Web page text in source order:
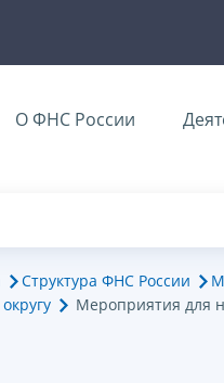
О ФНС России
Структура ФНС России
Мероприятия для